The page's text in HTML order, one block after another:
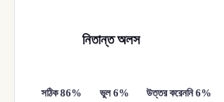
নিতান্ত অলস
সঠিক 86% ভুল 6% উত্তর করেননি 6%